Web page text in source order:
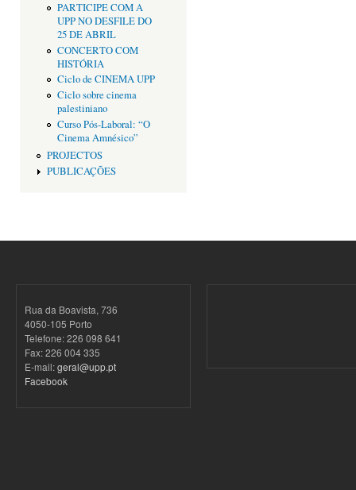
PARTICIPE COM A
UPP NO DESFILE DO
25 DE ABRIL
CONCERTO COM
HISTÓRIA
Ciclo de CINEMA UPP
Ciclo sobre cinema
palestiniano
Curso Pós-Laboral: “O
Cinema Amnésico”
PROJECTOS
PUBLICAÇÕES
Rua da Boavista, 736
4050-105 Porto
Telefone: 226 098 641
Fax: 226 004 335
E-mail:geral@upp.pt
Facebook